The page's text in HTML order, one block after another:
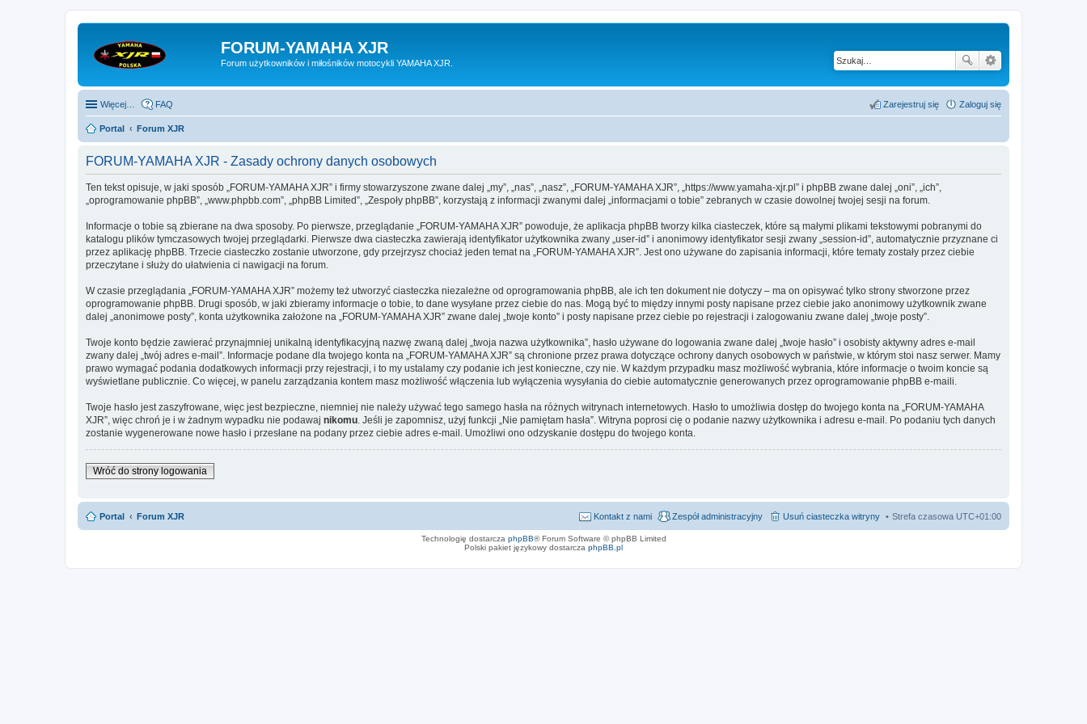
FORUM-YAMAHA XJR
Forum użytkowników i miłośników motocykli YAMAHA XJR.
Więcej… FAQ Zaloguj się
Zarejestruj się
Portal Forum XJR
FORUM-YAMAHA XJR - Zasady ochrony danych osobowych
Ten tekst opisuje, w jaki sposób „FORUM-YAMAHA XJR” i firmy stowarzyszone zwane dalej „my”, „nas”, „nasz”, „FORUM-YAMAHA XJR”, „https://www.yamaha-xjr.pl” i phpBB zwane dalej „oni”, „ich”,
„oprogramowanie phpBB”, „www.phpbb.com”, „phpBB Limited”, „Zespoły phpBB”, korzystają z informacji zwanymi dalej „informacjami o tobie” zebranych w czasie dowolnej twojej sesji na forum.
Informacje o tobie są zbierane na dwa sposoby. Po pierwsze, przeglądanie „FORUM-YAMAHA XJR” powoduje, że aplikacja phpBB tworzy kilka ciasteczek, które są małymi plikami tekstowymi pobranymi do
katalogu plików tymczasowych twojej przeglądarki. Pierwsze dwa ciasteczka zawierają identyfikator użytkownika zwany „user-id” i anonimowy identyfikator sesji zwany „session-id”, automatycznie przyznane ci
przez aplikację phpBB. Trzecie ciasteczko zostanie utworzone, gdy przejrzysz chociaż jeden temat na „FORUM-YAMAHA XJR”. Jest ono używane do zapisania informacji, które tematy zostały przez ciebie
przeczytane i służy do ułatwienia ci nawigacji na forum.
W czasie przeglądania „FORUM-YAMAHA XJR” możemy też utworzyć ciasteczka niezależne od oprogramowania phpBB, ale ich ten dokument nie dotyczy – ma on opisywać tylko strony stworzone przez
oprogramowanie phpBB. Drugi sposób, w jaki zbieramy informacje o tobie, to dane wysyłane przez ciebie do nas. Mogą być to między innymi posty napisane przez ciebie jako anonimowy użytkownik zwane
dalej „anonimowe posty”, konta użytkownika założone na „FORUM-YAMAHA XJR” zwane dalej „twoje konto” i posty napisane przez ciebie po rejestracji i zalogowaniu zwane dalej „twoje posty”.
Twoje konto będzie zawierać przynajmniej unikalną identyfikacyjną nazwę zwaną dalej „twoja nazwa użytkownika”, hasło używane do logowania zwane dalej „twoje hasło” i osobisty aktywny adres e-mail
zwany dalej „twój adres e-mail”. Informacje podane dla twojego konta na „FORUM-YAMAHA XJR” są chronione przez prawa dotyczące ochrony danych osobowych w państwie, w którym stoi nasz serwer. Mamy
prawo wymagać podania dodatkowych informacji przy rejestracji, i to my ustalamy czy podanie ich jest konieczne, czy nie. W każdym przypadku masz możliwość wybrania, które informacje o twoim koncie są
wyświetlane publicznie. Co więcej, w panelu zarządzania kontem masz możliwość włączenia lub wyłączenia wysyłania do ciebie automatycznie generowanych przez oprogramowanie phpBB e-maili.
Twoje hasło jest zaszyfrowane, więc jest bezpieczne, niemniej nie należy używać tego samego hasła na różnych witrynach internetowych. Hasło to umożliwia dostęp do twojego konta na „FORUM-YAMAHA
XJR”, więc chroń je i w żadnym wypadku nie podawaj nikomu . Jeśli je zapomnisz, użyj funkcji „Nie pamiętam hasła”. Witryna poprosi cię o podanie nazwy użytkownika i adresu e-mail. Po podaniu tych danych
zostanie wygenerowane nowe hasło i przesłane na podany przez ciebie adres e-mail. Umożliwi ono odzyskanie dostępu do twojego konta.
Wróć do strony logowania
Portal Forum XJR Strefa czasowa UTC+01:00
Usuń ciasteczka witryny
Zespół administracyjny
Kontakt z nami
Technologię dostarcza phpBB® Forum Software © phpBB Limited
Polski pakiet językowy dostarcza phpBB.pl